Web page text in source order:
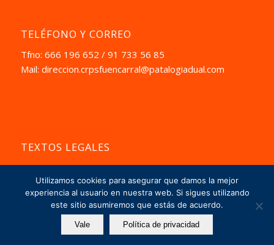
TELÉFONO Y CORREO
Tfno: 666 196 652 / 91 733 56 85
Mail: direccion.crpsfuencarral@patalogiadual.com
TEXTOS LEGALES
Aviso Pegal
La Política de Privacidad
Utilizamos cookies para asegurar que damos la mejor
experiencia al usuario en nuestra web. Si sigues utilizando
este sitio asumiremos que estás de acuerdo.
Vale Política de privacidad